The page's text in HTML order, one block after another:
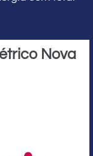
Nova